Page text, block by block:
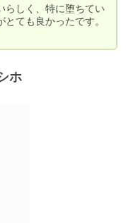
らしく、特に堕ちてい
ても良かったです。
ホ